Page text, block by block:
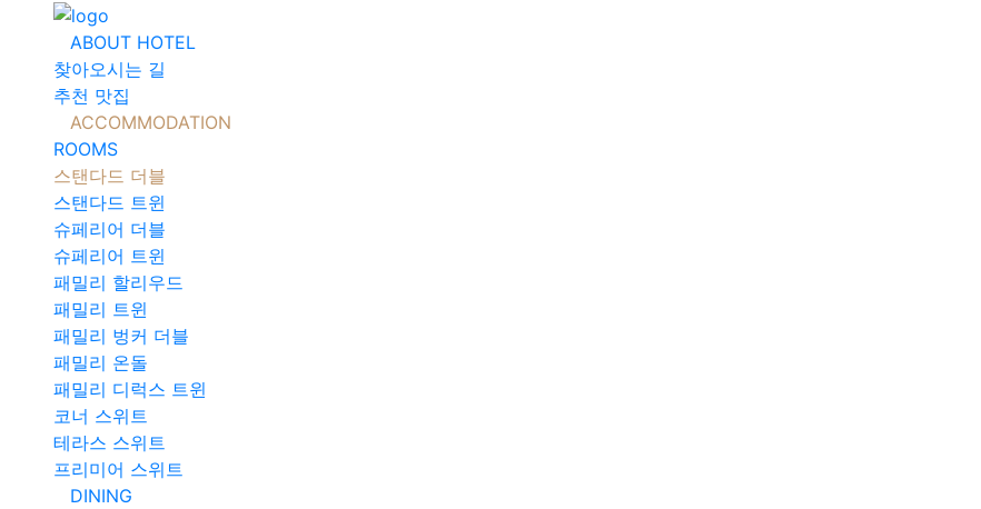
메뉴 건너뛰기
ABOUT HOTEL
찾아오시는 길
추천 맛집
ACCOMMODATION
ROOMS
스탠다드 더블
스탠다드 트윈
슈페리어 더블
슈페리어 트윈
패밀리 할리우드
패밀리 트윈
패밀리 벙커 더블
패밀리 온돌
패밀리 디럭스 트윈
코너 스위트
테라스 스위트
프리미어 스위트
DINING